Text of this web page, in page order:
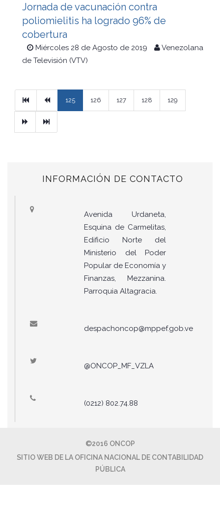
Jornada de vacunación contra
poliomielitis ha logrado 96% de
cobertura
Miércoles 28 de Agosto de 2019
Venezolana
de Televisión (VTV)
PrimeraPrevious
125 126 127 128 129
Ultimo
INFORMACIÓN DE CONTACTO
Avenida Urdaneta,
Esquina de Carmelitas,
Edificio Norte del
Ministerio del Poder
Popular de Economía y
Finanzas, Mezzanina.
Parroquia Altagracia.
despachoncop@mppef.gob.ve
@ONCOP_MF_VZLA
(0212) 802.74.88
©2016 ONCOP
SITIO WEB DE LA OFICINA NACIONAL DE CONTABILIDAD
PÚBLICA